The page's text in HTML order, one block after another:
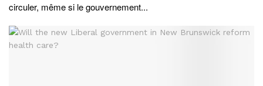
circuler, même si le gouvernement...